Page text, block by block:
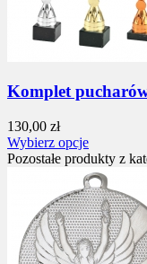
Komplet
130,00 zł
Wybierz opcje
Pozostałe produkty z